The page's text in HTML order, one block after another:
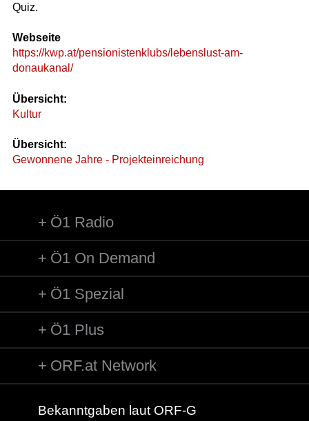
Quiz.
Webseite
https://kwp.at/pensionistenklubs/lebenslust-am-
donaukanal/
Übersicht:
Kultur
Übersicht:
Gewonnene Jahre - Projekteinreichung
Ö1 Radio
Ö1 On Demand
Ö1 Spezial
Ö1 Plus
ORF.at Network
Bekanntgaben laut ORF-G